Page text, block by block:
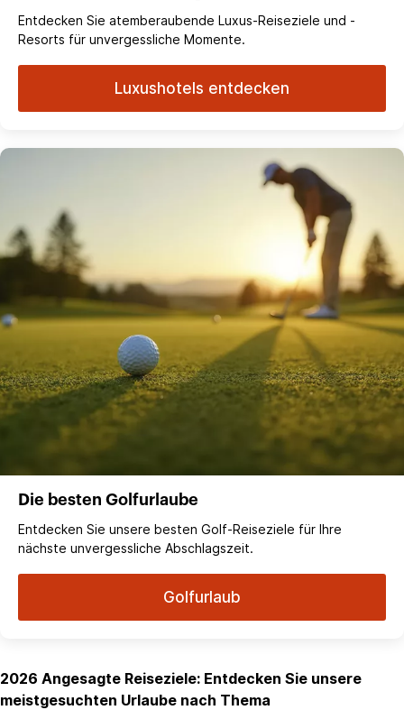
Entdecken Sie atemberaubende Luxus-Reiseziele und -
Resorts für unvergessliche Momente.
Luxushotels entdecken
Die besten Golfurlaube
Entdecken Sie unsere besten Golf-Reiseziele für Ihre
nächste unvergessliche Abschlagszeit.
Golfurlaub
2026 Angesagte Reiseziele: Entdecken Sie unsere
meistgesuchten Urlaube nach Thema